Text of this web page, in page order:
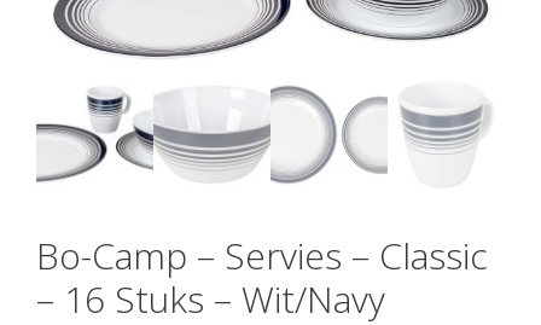
Bo-Camp – Servies – Classic
– 16 Stuks – Wit/Navy